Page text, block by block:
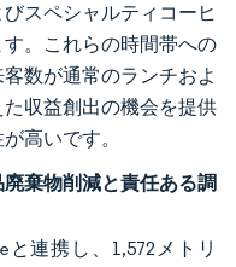
スペシャルティコーヒ
。これらの時間帯への
数が通常のランチおよ
収益創出の機会を提供
高いです。
棄物削減と責任ある調
と連携し、1,572メトリ